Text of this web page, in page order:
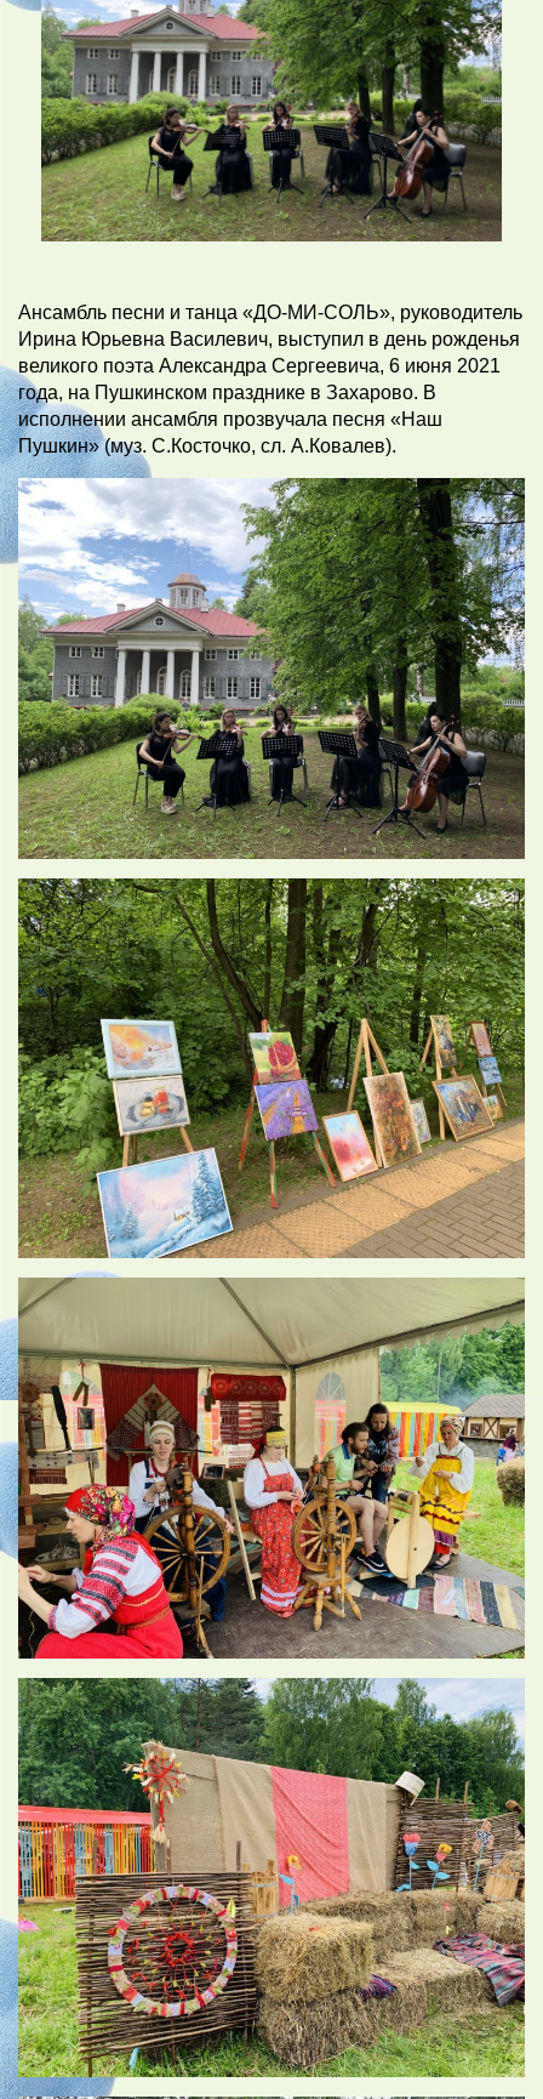
Ансамбль песни и танца «ДО-МИ-СОЛЬ», руководитель
Ирина Юрьевна Василевич, выступил в день рожденья
великого поэта Александра Сергеевича, 6 июня 2021
года, на Пушкинском празднике в Захарово. В
исполнении ансамбля прозвучала песня «Наш
Пушкин» (муз. С.Косточко, сл. А.Ковалев).